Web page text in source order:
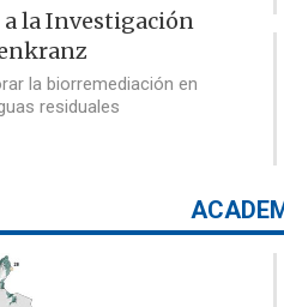
a la Investigación
la biorremediación en
residuales